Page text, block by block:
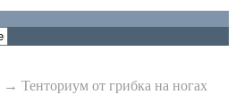
→ Тенториум от грибка на ногах